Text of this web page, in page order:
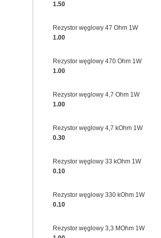
1.50
Rezystor węglowy 47 Ohm 1W
1.00
Rezystor węglowy 470 Ohm 1W
1.00
Rezystor węglowy 4,7 Ohm 1W
1.00
Rezystor węglowy 4,7 kOhm 1W
0.30
Rezystor węglowy 33 kOhm 1W
0.10
Rezystor węglowy 330 kOhm 1W
0.10
Rezystor węglowy 3,3 MOhm 1W